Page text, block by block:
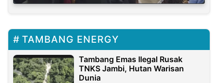
TAMBANG ENERGY
Tambang Emas Ilegal Rusak
TNKS Jambi, Hutan Warisan
Dunia